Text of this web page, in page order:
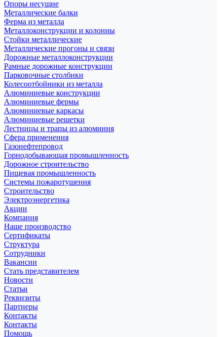
Опоры несущие
Металлические балки
Ферма из металла
Металлоконструкции и колонны
Стойки металлические
Металлические прогоны и связи
Дорожные металлоконструкции
Рамные дорожные конструкции
Парковочные столбики
Колесоотбойники из металла
Алюминиевые конструкции
Алюминиевые фермы
Алюминиевые каркасы
Алюминиевые решетки
Лестницы и трапы из алюминия
Сфера применения
Газонефтепровод
Горнодобывающая промышленность
Дорожное строительство
Пищевая промышленность
Системы пожаротушения
Строительство
Электроэнергетика
Акции
Компания
Наше производство
Сертификаты
Структура
Сотрудники
Вакансии
Стать представителем
Новости
Статьи
Реквизиты
Партнеры
Контакты
Контакты
Помощь